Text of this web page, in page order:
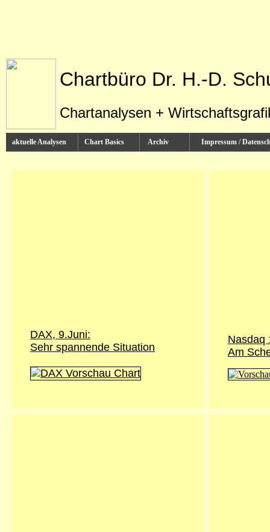
Chartbüro Dr. H.-D.
Chartanalysen +
aktuelle Analysen Chart Basics Archiv Impressum /
DAX, 9.Juni:
Sehr spannende Situation
Nasdaq
Am